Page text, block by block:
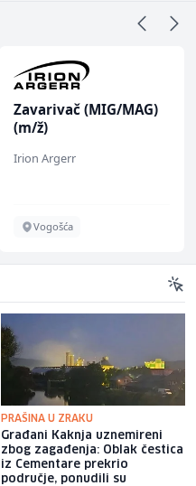
Zavarivač (MIG/MAG)
(m/ž)
Irion Argerr
Vogošća
PRAŠINA U ZRAKU
Građani Kaknja uznemireni
zbog zagađenja: Oblak čestica
iz Cementare prekrio
područje, ponudili su